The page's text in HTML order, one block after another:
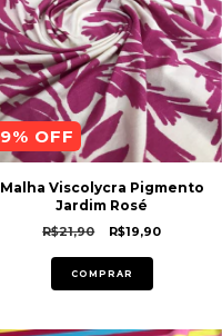
9% OFF
Malha Viscolycra Pigmento
Jardim Rosé
R$21,90 R$19,90
COMPRAR